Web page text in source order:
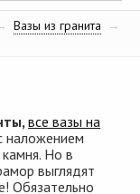
Вазы из гранита
→
все вазы на
наложением
Но в
выглядят
Обязательно